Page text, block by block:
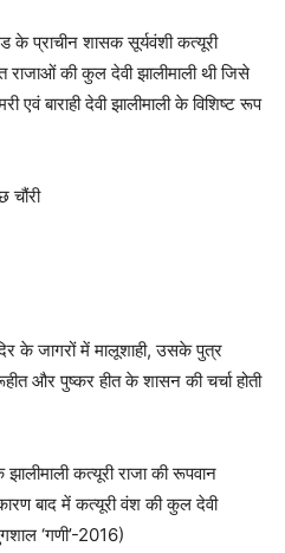
के प्राचीन शासक सूर्यवंशी कत्यूरी
की कुल देवी झालीमाली थी जिसे
एवं बाराही देवी झालीमाली के विशिष्ट रूप
चौंरी
के जागरों में मालूशाही, उसके पुत्र
और पुष्कर हीत के शासन की चर्चा होती
कत्यूरी राजा की रूपवान
बाद में कत्यूरी वंश की कुल देवी
‘गणी’-2016)